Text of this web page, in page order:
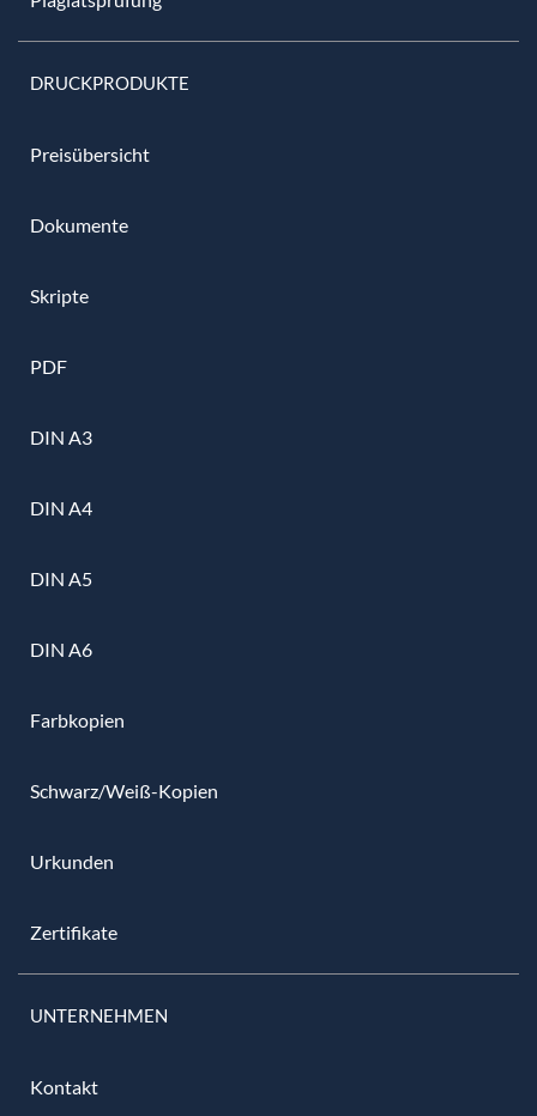
DRUCKPRODUKTE
Preisübersicht
Dokumente
Skripte
PDF
DIN A3
DIN A4
DIN A5
DIN A6
Farbkopien
Schwarz/Weiß-Kopien
Urkunden
Zertifikate
UNTERNEHMEN
Kontakt